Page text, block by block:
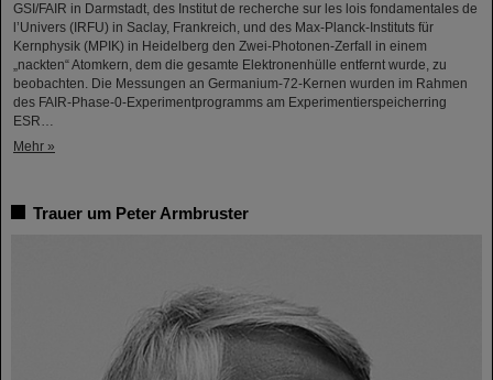
GSI/FAIR in Darmstadt, des Institut de recherche sur les lois fondamentales de
l’Univers (IRFU) in Saclay, Frankreich, und des Max-Planck-Instituts für
Kernphysik (MPIK) in Heidelberg den Zwei-Photonen-Zerfall in einem
„nackten“ Atomkern, dem die gesamte Elektronenhülle entfernt wurde, zu
beobachten. Die Messungen an Germanium-72-Kernen wurden im Rahmen
des FAIR-Phase-0-Experimentprogramms am Experimentierspeicherring
ESR…
Mehr »
Trauer um Peter Armbruster